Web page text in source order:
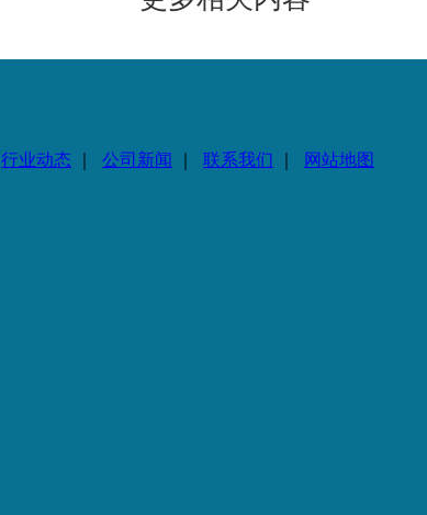
行业动态 公司新闻 联系我们 网站地图